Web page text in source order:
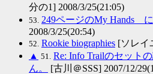
分の1] 2008/3/25(21:05)
53. 249ページのMy Hands
2008/3/25(20:54)
52. Rookie biographies [ソレイ
▲ 51.
Re: Info Trailのセット
ん。
[古川＠SSS] 2007/12/